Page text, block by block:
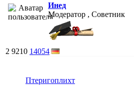
Инед
Модератор , Советник
2 9210 14054
Птеригоплихт